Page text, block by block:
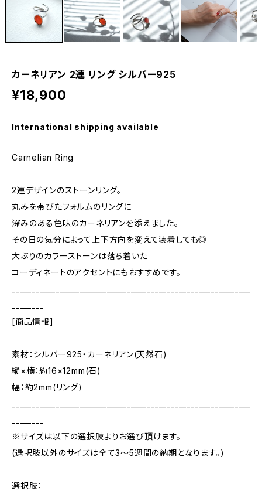
カーネリアン 2連 リング シルバー925
¥18,900
International shipping available
Carnelian Ring
2連デザインのストーンリング。
丸みを帯びたフォルムのリングに
深みのある色味のカーネリアンを添えました。
その日の気分によって上下方向を変えて装着しても◎
大ぶりのカラーストーンは落ち着いた
コーディネートのアクセントにもおすすめです。
[商品情報]
素材：シルバー925・カーネリアン(天然石)
縦×横：約16×12mm(石)
幅：約2mm(リング)
※サイズは以下の選択肢よりお選び頂けます。
(選択肢以外のサイズは全て3～5週間の納期となります。)
選択肢：